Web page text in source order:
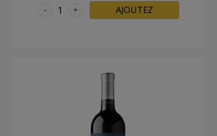
+
- AJOUTEZ